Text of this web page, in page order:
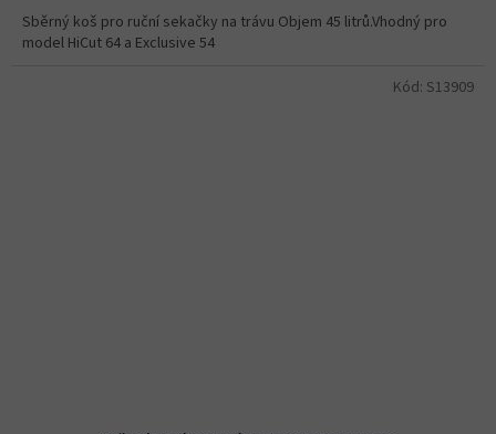
Sběrný koš pro ruční sekačky na trávu Objem 45 litrů.Vhodný pro
model HiCut 64 a Exclusive 54
Kód: S13909